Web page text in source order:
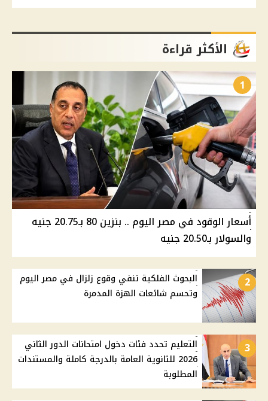
الأكثر قراءة
1
أسعار الوقود في مصر اليوم .. بنزين 80 بـ20.75 جنيه
والسولار بـ20.50 جنيه
2
البحوث الفلكية تنفي وقوع زلزال في مصر اليوم
وتحسم شائعات الهزة المدمرة
3
التعليم تحدد فئات دخول امتحانات الدور الثاني
2026 للثانوية العامة بالدرجة كاملة والمستندات
المطلوبة